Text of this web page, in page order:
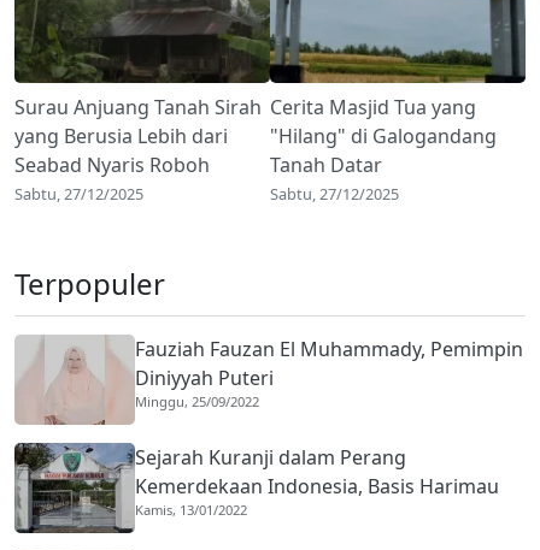
Surau Anjuang Tanah Sirah
yang Berusia Lebih dari
Seabad Nyaris Roboh
Sabtu, 27/12/2025
Cerita Masjid Tua yang
"Hilang" di Galogandang
Tanah Datar
Sabtu, 27/12/2025
Terpopuler
Fauziah Fauzan El Muhammady, Pemimpin
Diniyyah Puteri
Minggu, 25/09/2022
Sejarah Kuranji dalam Perang
Kemerdekaan Indonesia, Basis Harimau
Kuranji
Kamis, 13/01/2022